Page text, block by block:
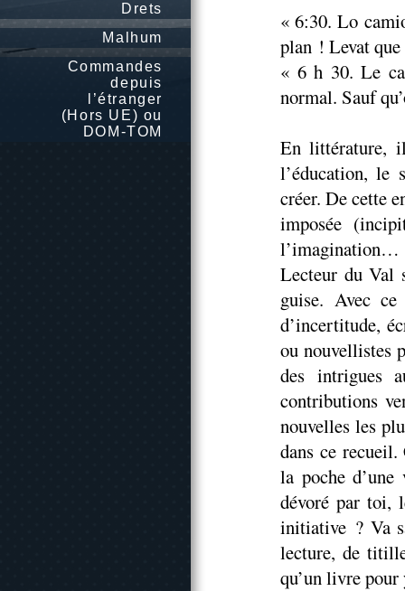
Drets
Malhum
Commandes
depuis
l’étranger
(Hors UE) ou
DOM-TOM
« 6:30. Lo
plan ! Levat
« 6 h 30. Le
normal. Sauf
En littérature,
l’éducation, le
créer. De cette
imposée
l’imagination…
Lecteur du Val
guise. Avec
d’incertitude,
ou nouvellistes
des intrigues
contributions
nouvelles les
dans ce
la poche
dévoré par toi,
initiative ? Va
lecture, de
qu’un livre